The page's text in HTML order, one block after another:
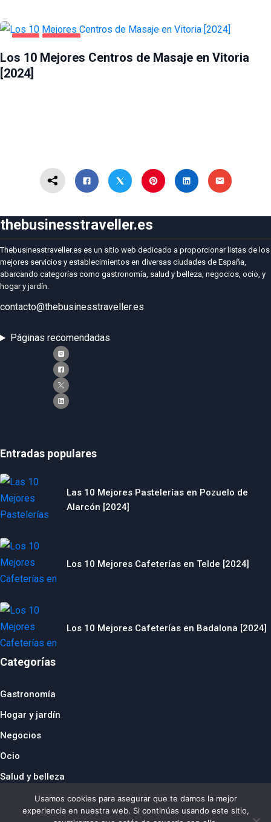
Los 10 Mejores Centros de Masaje en Vitoria
[2024]
thebusinesstraveller.es
Thebusinesstraveller.es es un sitio web dedicado a proporcionar listas de los
mejores servicios y establecimientos en diversas ciudades de España,
abarcando categorías como gastronomía, salud y belleza, negocios, ocio, y
hogar y jardín.
contacto@thebusinesstraveller.es
Páginas recomendadas
Entradas populares
Las 10 Mejores Pastelerías en Pozuelo de
Alarcón [2024]
Los 10 Mejores Cafeterías en Telde [2024]
Los 10 Mejores Cafeterías en Badalona [2024]
Categorías
Gastronomía
Hogar y jardín
Negocios
Ocio
Salud y belleza
República Checa|Francia|Suiza|Reino Unido |Países
Usamos cookies para asegurar que te damos la mejor
experiencia en nuestra web. Si continúas usando este sitio,